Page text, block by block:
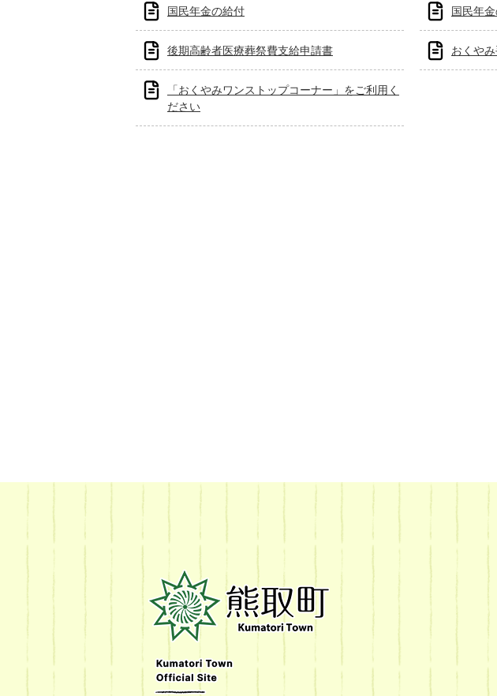
国民年金の給付 国民年
後期高齢者医療葬祭費支給申請書 おくや
「おくやみワンストップコーナー」をご利用く
ださい
町
Kumatori
Town
Official
Site